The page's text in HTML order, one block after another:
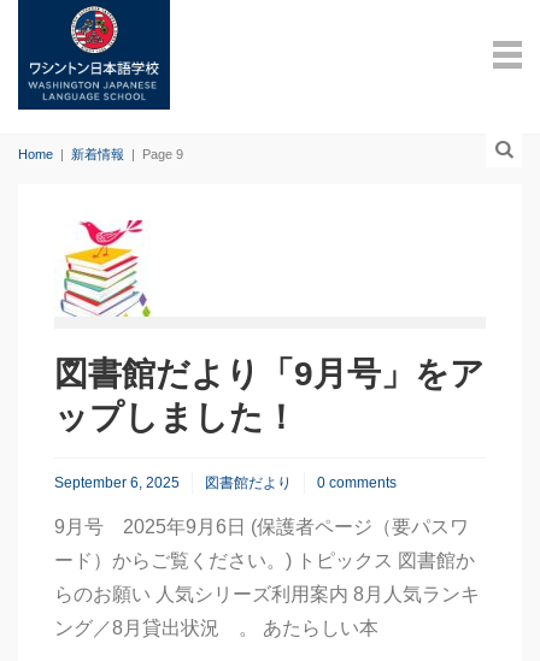
Home | 新着情報 | Page 9
図書館だより「9月号」をア
ップしました！
September 6, 2025 図書館だより 0 comments
9月号 2025年9月6日 (保護者ページ（要パスワ
ード）からご覧ください。) トピックス 図書館か
らのお願い 人気シリーズ利用案内 8月人気ランキ
ング／8月貸出状況 。 あたらしい本